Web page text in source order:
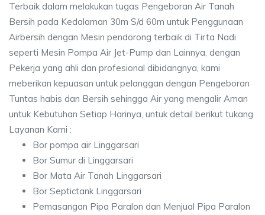
Terbaik dalam melakukan tugas Pengeboran Air Tanah
Bersih pada Kedalaman 30m S/d 60m untuk Penggunaan
Airbersih dengan Mesin pendorong terbaik di Tirta Nadi
seperti Mesin Pompa Air Jet-Pump dan Lainnya, dengan
Pekerja yang ahli dan profesional dibidangnya, kami
meberikan kepuasan untuk pelanggan dengan Pengeboran
Tuntas habis dan Bersih sehingga Air yang mengalir Aman
untuk Kebutuhan Setiap Harinya, untuk detail berikut tukang
Layanan Kami :
Bor pompa air Linggarsari
Bor Sumur di Linggarsari
Bor Mata Air Tanah Linggarsari
Bor Septictank Linggarsari
Pemasangan Pipa Paralon dan Menjual Pipa Paralon